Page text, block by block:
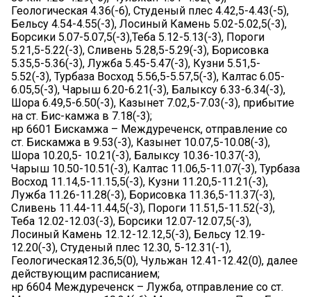
Геологическая 4.36(-6), Студеный плес 4.42,5-4.43(-5),
Бельсу 4.54-4.55(-3), Лосиный Камень 5.02-5.02,5(-3),
Борсики 5.07-5.07,5(-3),Теба 5.12-5.13(-3), Пороги
5.21,5-5.22(-3), Сливень 5.28,5-5.29(-3), Борисовка
5.35,5-5.36(-3), Лужба 5.45-5.47(-3), Кузни 5.51,5-
5.52(-3), Турбаза Восход 5.56,5-5.57,5(-3), Калтас 6.05-
6.05,5(-3), Чарыш 6.20-6.21(-3), Балыксу 6.33-6.34(-3),
Шора 6.49,5-6.50(-3), Казынет 7.02,5-7.03(-3), прибытие
на ст. Бис-камжа в 7.18(-3);
нр 6601 Бискамжа – Междуреченск, отправление со
ст. Бискамжа в 9.53(-3), Казынет 10.07,5-10.08(-3),
Шора 10.20,5- 10.21(-3), Балыксу 10.36-10.37(-3),
Чарыш 10.50-10.51(-3), Калтас 11.06,5-11.07(-3), Турбаза
Восход 11.14,5-11.15,5(-3), Кузни 11.20,5-11.21(-3),
Лужба 11.26-11.28(-3), Борисовка 11.36,5-11.37(-3),
Сливень 11.44-11.44,5(-3), Пороги 11.51,5-11.52(-3),
Теба 12.02-12.03(-3), Борсики 12.07-12.07,5(-3),
Лосиный Камень 12.12-12.12,5(-3), Бельсу 12.19-
12.20(-3), Студеный плес 12.30, 5-12.31(-1),
Геологическая12.36,5(0), Чульжан 12.41-12.42(0), далее
действующим расписанием;
нр 6604 Междуреченск – Лужба, отправление со ст.